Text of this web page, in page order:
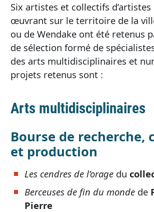
Six artistes et collectifs
œuvrant sur le territoire de la
ou de Wendake ont été retenus
de sélection formé de
des arts multidisciplinaires et
projets retenus sont :
Arts multidisciplinaires
Bourse de recherche,
et production
Les cendres de l’orage du
Berceuses de fin du mondede
Pierre